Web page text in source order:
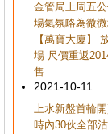
金管局上周五
場氣氛略為微
【萬寶大廈】
場 尺價重返
售
2021-10-11
上水新盤首輪
時內30伙全部